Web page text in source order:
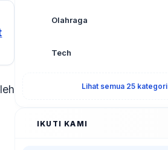
Olahraga
Tech
Lihat semua 25 kategori
IKUTI KAMI